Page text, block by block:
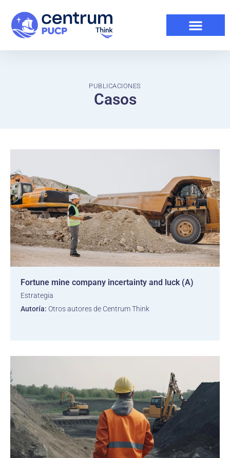
PUBLICACIONES
Casos
Fortune mine company incertainty and luck (A)
Estrategia
Autoría: Otros autores de Centrum Think